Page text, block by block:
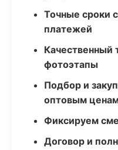
Точные сроки
платежей
Качественный
фотоэтапы
Подбор и
оптовым
Фиксируем
Договор и